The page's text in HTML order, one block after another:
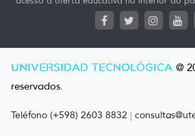
UNIVERSIDAD TECNOLÓGICA @
reservados.
Teléfono (+598) 2603 8832 |